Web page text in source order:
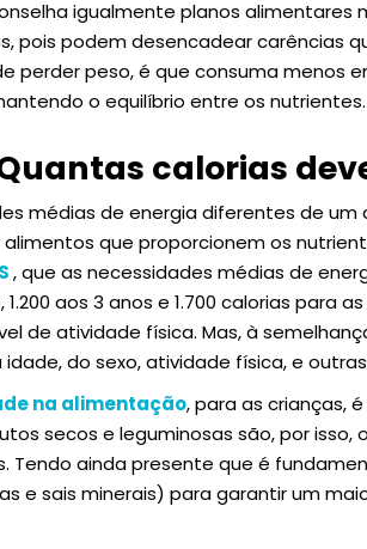
igualmente planos
pois podem desencadear carências
perder peso, é que consuma menos
o equilíbrio entre os nutrientes.
calorias
médias de energia diferentes de
que proporcionem os
, que as necessidades médias de
aos 3 anos e 1.700 calorias para
de atividade física. Mas, à
do sexo, atividade física, e
na alimentação, para as crianças,
secos e leguminosas são, por
Tendo ainda presente que é
e sais minerais) para garantir um